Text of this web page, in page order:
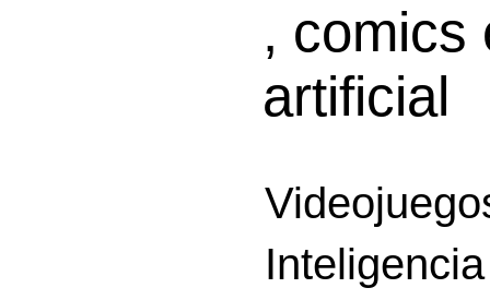
, comics
artificial